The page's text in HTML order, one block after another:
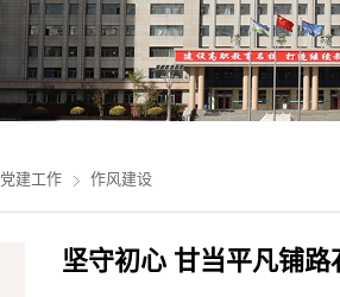
党建工作 作风建设
坚守初心 甘当平凡铺路